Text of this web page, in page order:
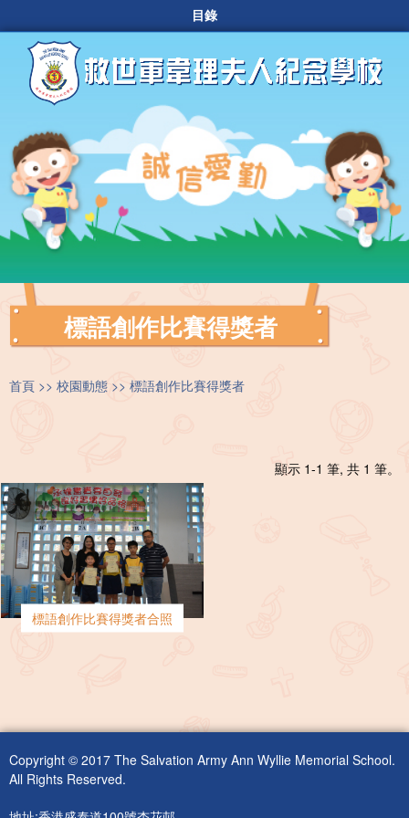
目錄
標語創作比賽得獎者
首頁 校園動態 標語創作比賽得獎者
顯示 1-1 筆, 共 1 筆。
標語創作比賽得獎者合照
Copyright © 2017 The Salvation Army Ann Wyllie Memorial School.
All Rights Reserved.